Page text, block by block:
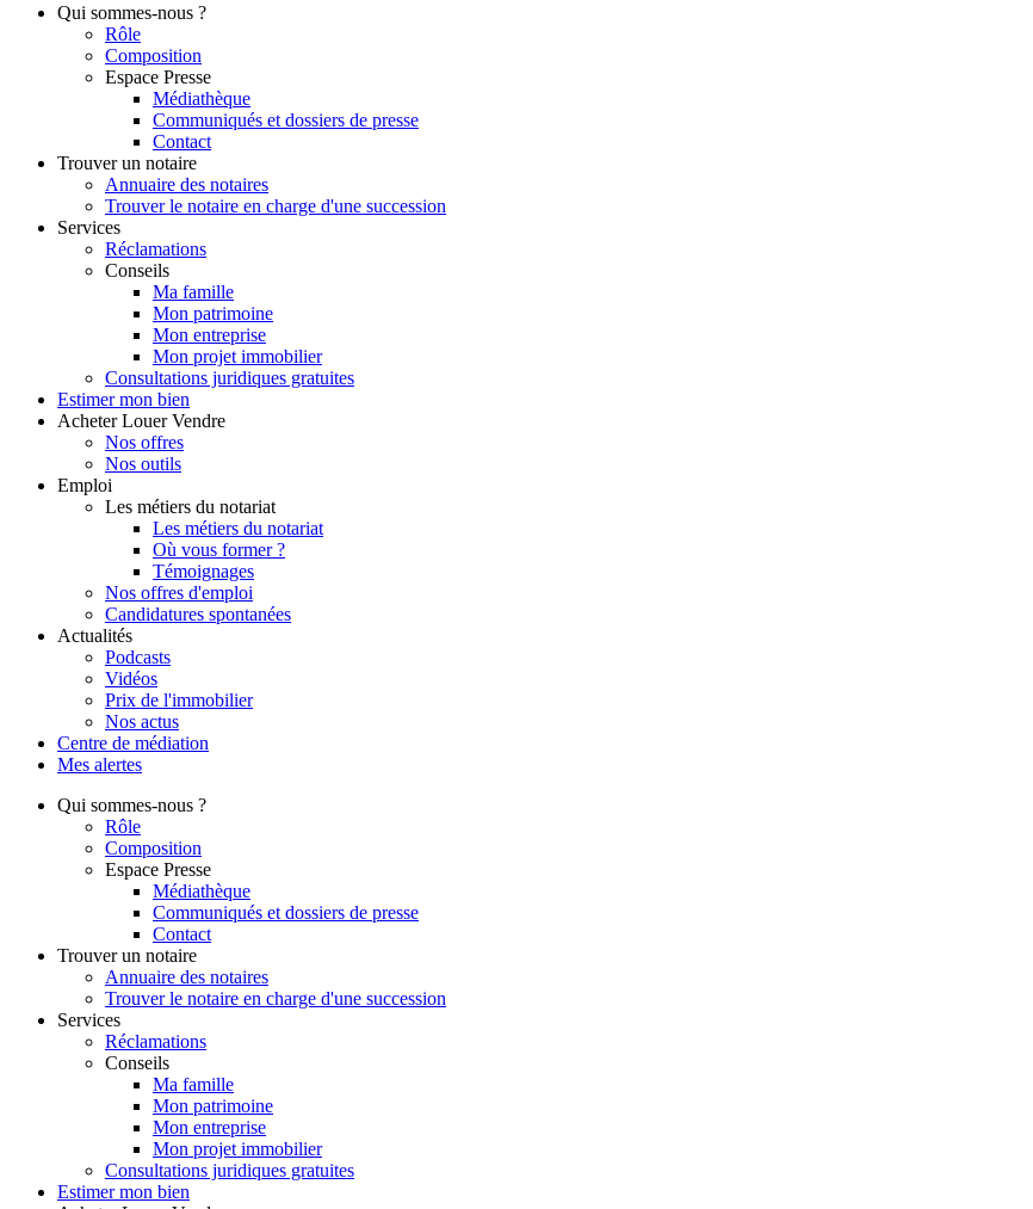
Qui sommes-nous ?
Rôle
Composition
Espace Presse
Médiathèque
Communiqués et dossiers de presse
Contact
Trouver un notaire
Annuaire des notaires
Trouver le notaire en charge d'une succession
Services
Réclamations
Conseils
Ma famille
Mon patrimoine
Mon entreprise
Mon projet immobilier
Consultations juridiques gratuites
Estimer mon bien
Acheter Louer Vendre
Nos offres
Nos outils
Emploi
Les métiers du notariat
Les métiers du notariat
Où vous former ?
Témoignages
Nos offres d'emploi
Candidatures spontanées
Actualités
Podcasts
Vidéos
Prix de l'immobilier
Nos actus
Centre de médiation
Mes alertes
Qui sommes-nous ?
Rôle
Composition
Espace Presse
Médiathèque
Communiqués et dossiers de presse
Contact
Trouver un notaire
Annuaire des notaires
Trouver le notaire en charge d'une succession
Services
Réclamations
Conseils
Ma famille
Mon patrimoine
Mon entreprise
Mon projet immobilier
Consultations juridiques gratuites
Estimer mon bien